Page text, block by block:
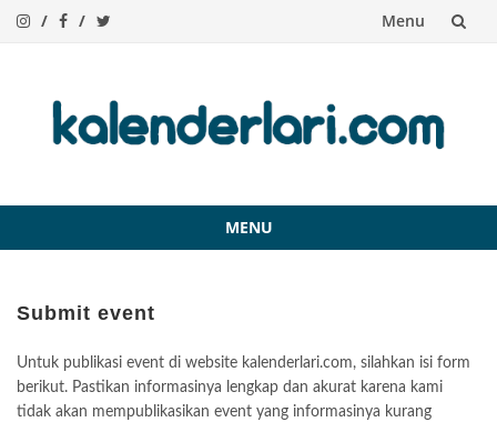
Menu
content
MENU
content
Submit event
Untuk publikasi event di website kalenderlari.com, silahkan isi form
berikut. Pastikan informasinya lengkap dan akurat karena kami
tidak akan mempublikasikan event yang informasinya kurang